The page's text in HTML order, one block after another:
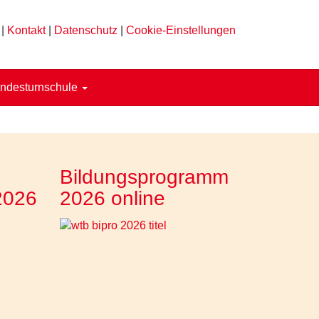
Kontakt| Datenschutz Cookie-Einstellungen
Bildungsprogramm
2026 online